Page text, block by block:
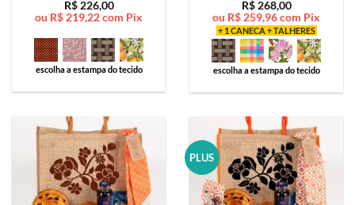
Avaliação5
de 5
R$226,00
ou R$ 219,22com Pix
escolha a estampa do tecido
Avaliação5
de 5
R$268,00
ou R$ 259,96com Pix
+ 1 CANECA + TALHERES
escolha a estampa do tecido
PLUS